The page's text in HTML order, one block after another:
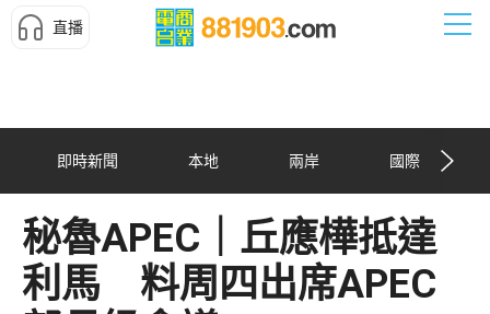
直播
即時新聞 本地 兩岸 國際
秘魯APEC｜丘應樺抵達
利馬 料周四出席APEC